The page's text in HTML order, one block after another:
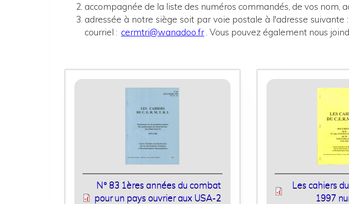
accompagnée de la liste des numéros commandés, de vos nom,
adressée à notre siège soit par voie postale à l'adresse
courriel : cermtri@wanadoo.fr . Vous pouvez également nous
N° 83 1ères années du combat
pour un pays ouvrier aux USA-2
Les cahiers
1997